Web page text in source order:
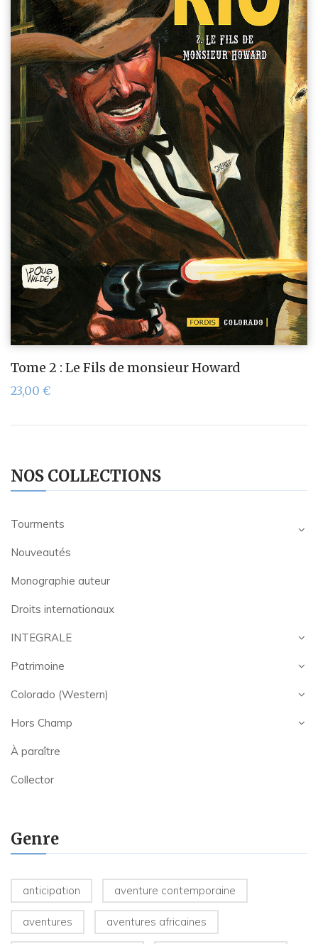
NOS COLLECTIONS
Tourments
Nouveautés
Monographie auteur
Droits internationaux
INTEGRALE
Patrimoine
Colorado (Western)
Hors Champ
À paraître
Collector
Genre
anticipation aventure contemporaine
aventures aventures africaines
Tome 2 : Le Fils de monsieur Howard
23,00 €